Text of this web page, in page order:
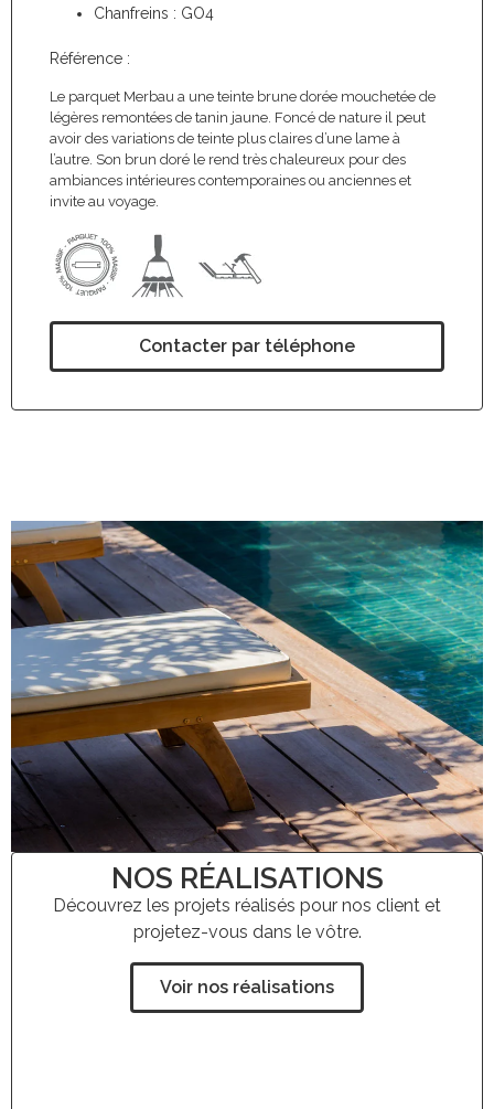
Chanfreins : GO4
Référence :
Le parquet Merbau a une teinte brune dorée mouchetée de
légères remontées de tanin jaune. Foncé de nature il peut
avoir des variations de teinte plus claires d’une lame à
l’autre. Son brun doré le rend très chaleureux pour des
ambiances intérieures contemporaines ou anciennes et
invite au voyage.
Contacter par téléphone
NOS RÉALISATIONS
Découvrez les projets réalisés pour nos client et
projetez-vous dans le vôtre.
Voir nos réalisations